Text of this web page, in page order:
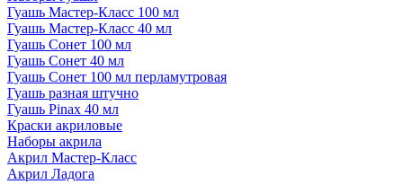
Гуашь Мастер-Класс 100 мл
Гуашь Мастер-Класс 40 мл
Гуашь Сонет 100 мл
Гуашь Сонет 40 мл
Гуашь Сонет 100 мл перламутровая
Гуашь разная штучно
Гуашь Pinax 40 мл
Краски акриловые
Наборы акрила
Акрил Мастер-Класс
Акрил Ладога